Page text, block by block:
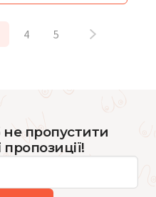
4 5
пропустити